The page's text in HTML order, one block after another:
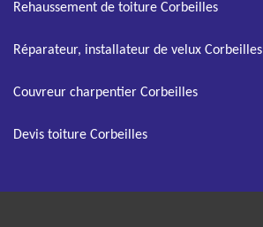
Rehaussement de toiture Corbeilles
Réparateur, installateur de velux Corbeilles
Couvreur charpentier Corbeilles
Devis toiture Corbeilles